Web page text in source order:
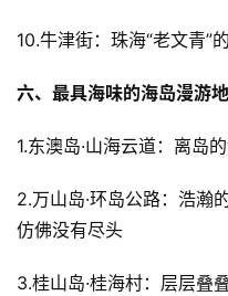
日
诗
10.牛津街：珠海“老文青”
六、最具海味的海岛漫游地
1.东澳岛·山海云道：离岛
2.万山岛·环岛公路：浩瀚
仿佛没有尽头
3.桂山岛·桂海村：层层叠